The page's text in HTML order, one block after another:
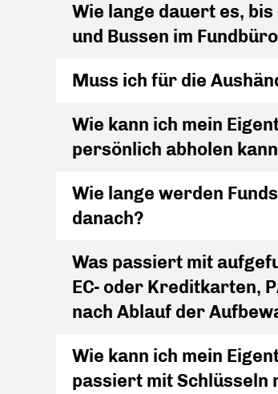
Wie lange dauert es,
und Bussen im
Muss ich für die
Wie kann ich mein
persönlich abholen
Wie lange werden
danach?
Was passiert mit
EC- oder Kreditkarten,
nach Ablauf der
Wie kann ich mein
passiert mit